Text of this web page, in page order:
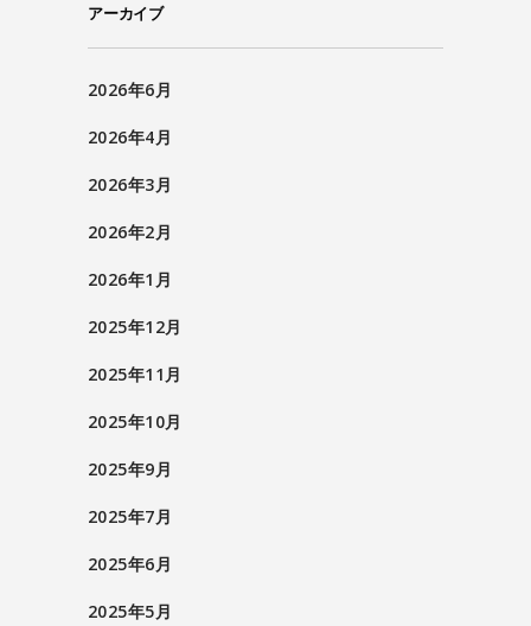
アーカイブ
2026年6月
2026年4月
2026年3月
2026年2月
2026年1月
2025年12月
2025年11月
2025年10月
2025年9月
2025年7月
2025年6月
2025年5月